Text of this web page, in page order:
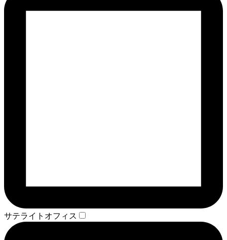
サテライトオフィス